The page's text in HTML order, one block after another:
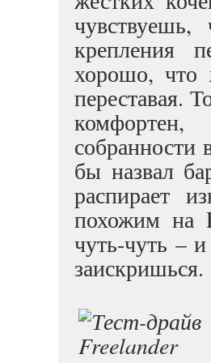
крепления
хорошо, что
переставая.
собранности
бы назвал
распирает
похожим на
чуть-чуть –
заискришься.